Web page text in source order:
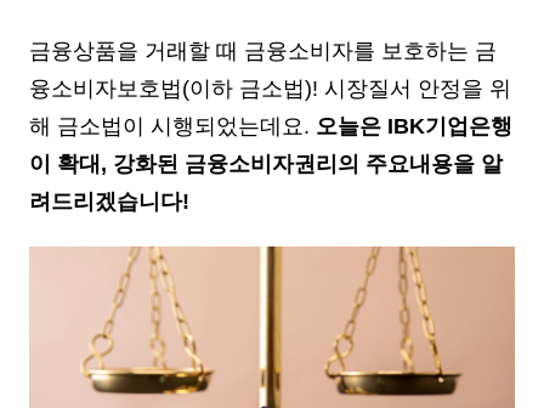
금융상품을 거래할 때 금융소비자를 보호하는 금
융소비자보호법(이하 금소법)! 시장질서 안정을 위
해 금소법이 시행되었는데요. 오늘은 IBK기업은행
이 확대, 강화된 금융소비자권리의 주요내용을 알
려드리겠습니다!